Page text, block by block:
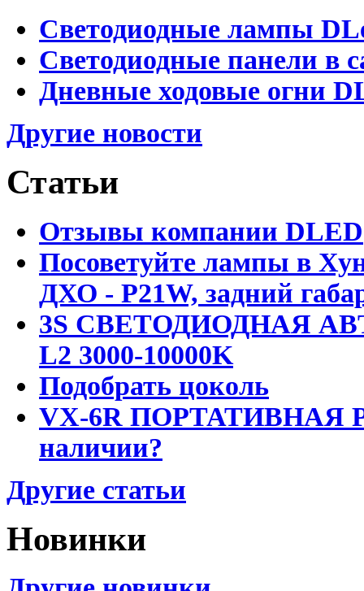
Светодиодные лампы
Светодиодные панели в
Дневные ходовые огни
Другие новости
Статьи
Отзывы компании DLED
Посоветуйте лампы в
ДХО - P21W, задний
3S СВЕТОДИОДНАЯ
L2 3000-10000K
Подобрать цоколь
VX-6R ПОРТАТИВНАЯ
наличии?
Другие статьи
Новинки